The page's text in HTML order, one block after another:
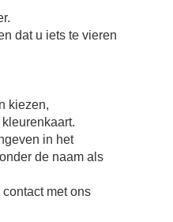
dat u iets te vieren
kiezen,
in het
de naam als
met ons